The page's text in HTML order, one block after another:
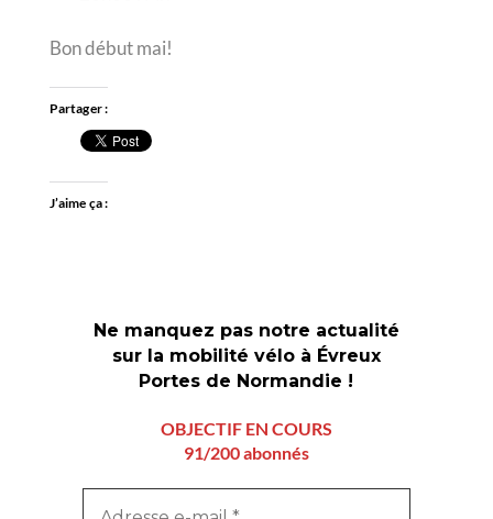
Bon début mai!
Partager :
J’aime ça :
Ne manquez pas notre actualité
sur la mobilité vélo à Évreux
Portes de Normandie !
OBJECTIF EN COURS
91/200 abonnés